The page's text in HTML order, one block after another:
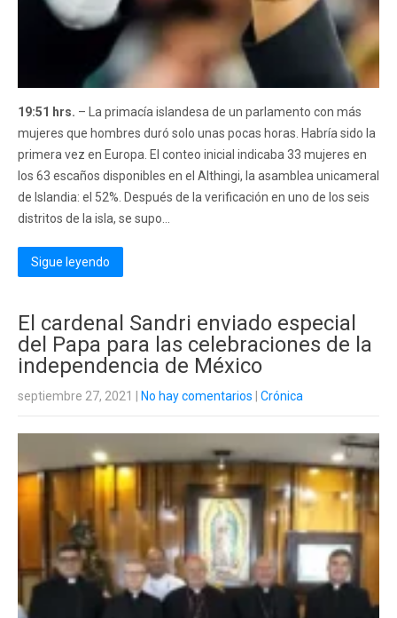
19:51 hrs. – La primacía islandesa de un parlamento con más
mujeres que hombres duró solo unas pocas horas. Habría sido la
primera vez en Europa. El conteo inicial indicaba 33 mujeres en
los 63 escaños disponibles en el Althingi, la asamblea unicameral
de Islandia: el 52%. Después de la verificación en uno de los seis
distritos de la isla, se supo...
Sigue leyendo
El cardenal Sandri enviado especial
del Papa para las celebraciones de la
independencia de México
septiembre 27, 2021 No hay comentarios Crónica